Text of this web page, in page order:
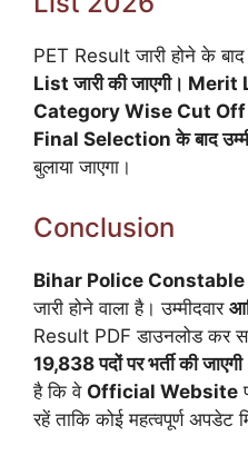
PET Result जारी होने के बाद
List जारी की जाएगी। Merit
Category Wise Cut Off
Final Selection के बाद
बुलाया जाएगा।
Conclusion
Bihar Police
जारी होने वाला है। उम्मीदवार
Result PDF डाउनलोड कर
19,838 पदों पर भर्ती की जाएगी
है कि वे Official Website
रहें ताकि कोई महत्वपूर्ण अपडेट